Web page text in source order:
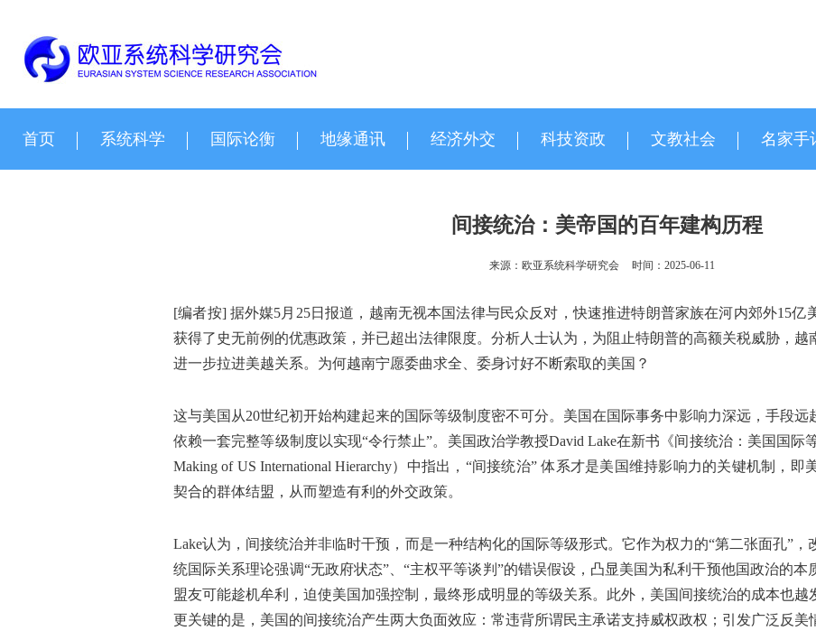
首页 系统科学 国际论衡 地缘通讯 经济外交 科技资政 文教社会 名家手
间接统治：美帝国的百年建构历程
来源：欧亚系统科学研究会 时间：2025-06-11
[编者按] 据外媒5月25日报道，越南无视本国法律与民众反对，快速推进特朗普家族在河内郊外15亿
获得了史无前例的优惠政策，并已超出法律限度。分析人士认为，为阻止特朗普的高额关税威胁，越
进一步拉进美越关系。为何越南宁愿委曲求全、委身讨好不断索取的美国？
这与美国从20世纪初开始构建起来的国际等级制度密不可分。美国在国际事务中影响力深远，手段
依赖一套完整等级制度以实现“令行禁止”。美国政治学教授David Lake在新书《间接统治：美国国际
Making of US International Hierarchy）中指出，“间接统治” 体系才是美国维持影响力的关键机制，
契合的群体结盟，从而塑造有利的外交政策。
Lake认为，间接统治并非临时干预，而是一种结构化的国际等级形式。它作为权力的“第二张面孔”
统国际关系理论强调“无政府状态”、“主权平等谈判”的错误假设，凸显美国为私利干预他国政治的本
盟友可能趁机牟利，迫使美国加强控制，最终形成明显的等级关系。此外，美国间接统治的成本也越
更关键的是，美国的间接统治产生两大负面效应：常违背所谓民主承诺支持威权政权；引发广泛反美